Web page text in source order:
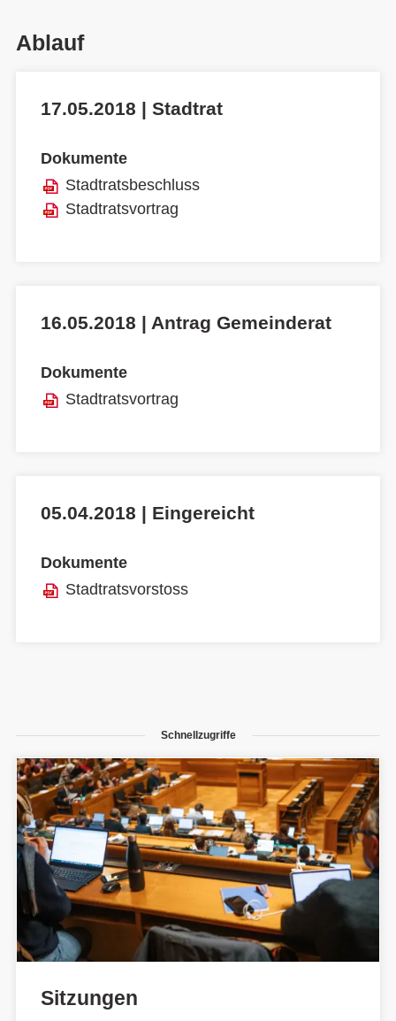
Ablauf
17.05.2018 | Stadtrat
Dokumente
Stadtratsbeschluss
Stadtratsvortrag
16.05.2018 | Antrag Gemeinderat
Dokumente
Stadtratsvortrag
05.04.2018 | Eingereicht
Dokumente
Stadtratsvorstoss
Schnellzugriffe
Sitzungen